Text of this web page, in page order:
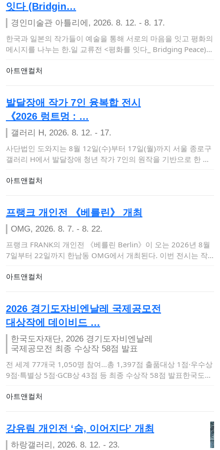
잇다 (Bridgin…
경인미술관 아틀리에, 2026. 8. 12. - 8. 17.
한국과 일본의 작가들이 예술을 통해 서로의 마음을 잇고 평화의
메시지를 나누는 한.일 교류전 <평화를 잇다_ Bridging Peace)…
아트앤컬처
발달장애 작가 7인 융복합 전시
《2026 렁트멍 : …
갤러리 H, 2026. 8. 12. - 17.
사단법인 도와지는 8월 12일(수)부터 17일(월)까지 서울 종로구
갤러리 H에서 발달장애 청년 작가 7인의 원작을 기반으로 한 다
아트앤컬처
프랭크 개인전 《베를린》 개최
OMG, 2026. 8. 7. - 8. 22.
프랭크 FRANK의 개인전 《베를린 Berlin》이 오는 2026년 8월
7일부터 22일까지 한남동 OMG에서 개최된다. 이번 전시는 작
아트앤컬처
2026 경기도자비엔날레 국제공모전
대상작에 데이비드 …
한국도자재단, 2026 경기도자비엔날레
국제공모전 최종 수상작 58점 발표
전 세계 77개국 1,050명 참여…총 1,397점 출품대상 1점·우수상
9점·특별상 5점·GCB상 43점 등 최종 수상작 58점 발표한국도자
아트앤컬처
강유림 개인전 ‘숨, 이어지다’ 개최
하랑갤러리, 2026. 8. 12. - 23.